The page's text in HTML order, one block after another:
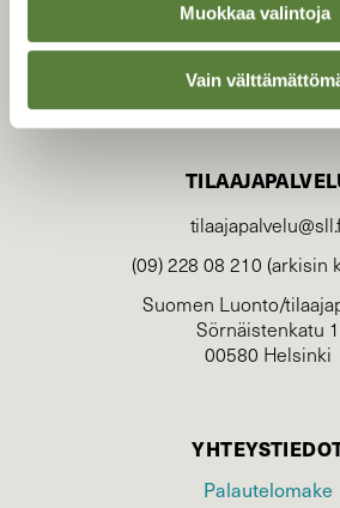
Muokkaa valintoja
Vain
(09) 228 08 210 (arkisin
Suomen Luonto/
Sörnäistenkatu 1
00580 Helsinki
Palautelomake